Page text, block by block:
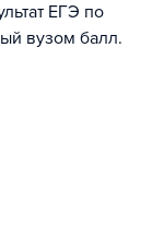
ЕГЭ по
вузом балл.